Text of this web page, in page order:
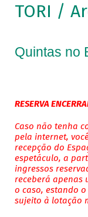
TORI /
Quintas no
RESERVA
Caso não tenha
pela internet,
recepção do
espetáculo, a
ingressos
receberá apenas
o caso, estando
sujeito à lotação